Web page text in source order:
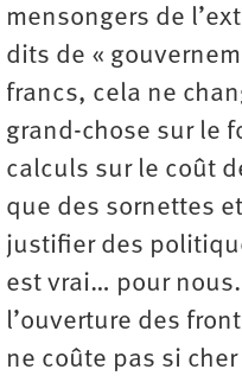
mensongers de
dits de «
francs, cela ne
grand-chose sur le
calculs sur le coût
que des sornettes
justifier des
est vrai… pour
l’ouverture des
ne coûte pas si